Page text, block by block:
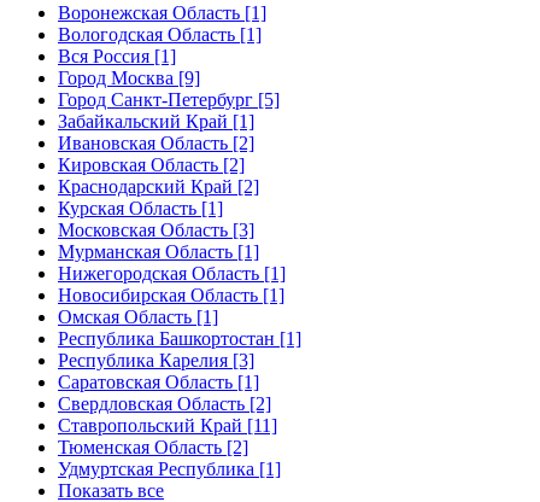
Воронежская Область [1]
Вологодская Область [1]
Вся Россия [1]
Город Москва [9]
Город Санкт-Петербург [5]
Забайкальский Край [1]
Ивановская Область [2]
Кировская Область [2]
Краснодарский Край [2]
Курская Область [1]
Московская Область [3]
Мурманская Область [1]
Нижегородская Область [1]
Новосибирская Область [1]
Омская Область [1]
Республика Башкортостан [1]
Республика Карелия [3]
Саратовская Область [1]
Свердловская Область [2]
Ставропольский Край [11]
Тюменская Область [2]
Удмуртская Республика [1]
Показать все